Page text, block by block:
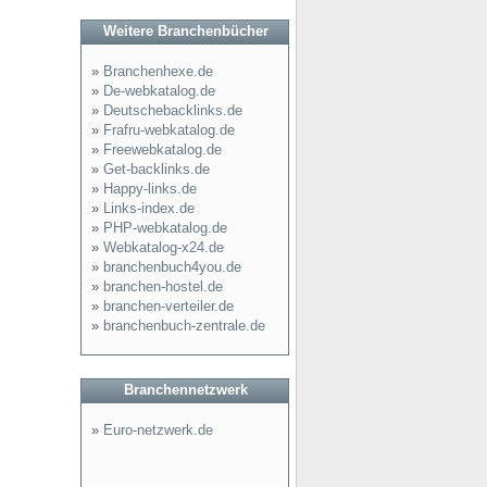
Weitere Branchenbücher
» Branchenhexe.de
» De-webkatalog.de
» Deutschebacklinks.de
» Frafru-webkatalog.de
» Freewebkatalog.de
» Get-backlinks.de
» Happy-links.de
» Links-index.de
» PHP-webkatalog.de
» Webkatalog-x24.de
» branchenbuch4you.de
» branchen-hostel.de
» branchen-verteiler.de
» branchenbuch-zentrale.de
Branchennetzwerk
» Euro-netzwerk.de